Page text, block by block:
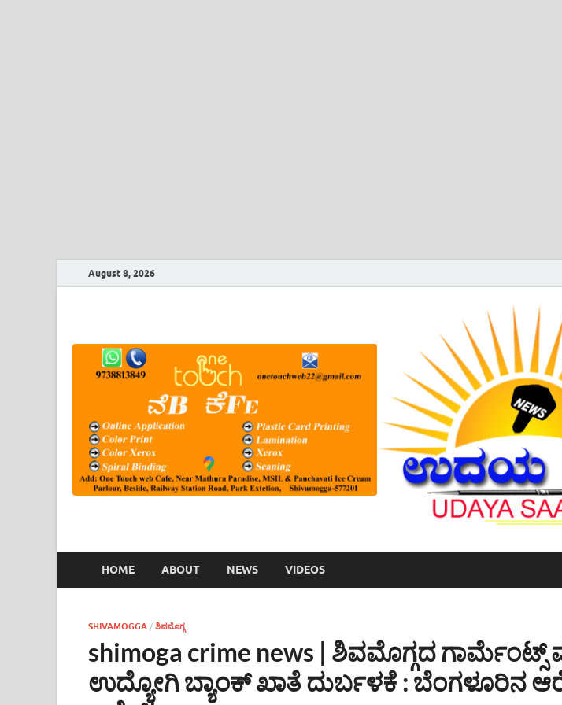
August 8, 2026
HOME ABOUT NEWS VIDEOS
SHIVAMOGGA / ಶಿವಮೊಗ್ಗ
shimoga crime news | ಶಿವಮೊಗ್ಗದ
ಉದ್ಯೋಗಿ ಬ್ಯಾಂಕ್ ಖಾತೆ ದುರ್ಬಳಕೆ : ಬೆಂಗಳೂರಿನ